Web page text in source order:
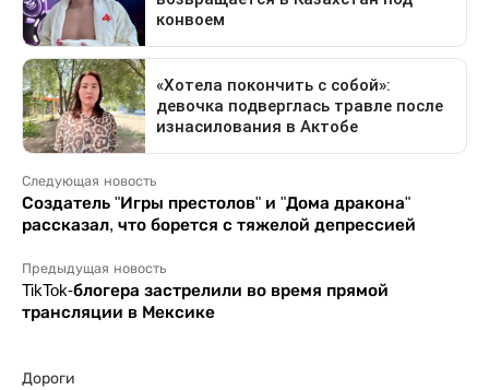
Следующая новость
Создатель "Игры престолов" и "Дома дракона"
рассказал, что борется с тяжелой депрессией
Предыдущая новость
TikTok-блогера застрелили во время прямой
трансляции в Мексике
Дороги